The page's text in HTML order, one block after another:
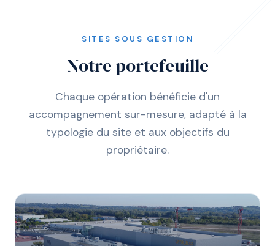
SITES SOUS GESTION
Notre portefeuille
Chaque opération bénéficie d'un
accompagnement sur-mesure, adapté à la
typologie du site et aux objectifs du
propriétaire.